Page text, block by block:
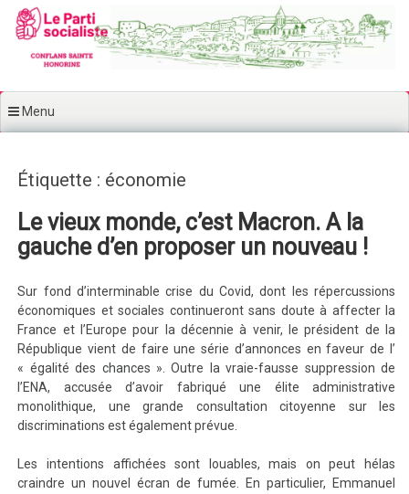
Aller au contenu principal
Menu
Étiquette : économie
Le vieux monde, c’est Macron. A la
gauche d’en proposer un nouveau !
Sur fond d’interminable crise du Covid, dont les répercussions
économiques et sociales continueront sans doute à affecter la
France et l’Europe pour la décennie à venir, le président de la
République vient de faire une série d’annonces en faveur de l’
« égalité des chances ». Outre la vraie-fausse suppression de
l’ENA, accusée d’avoir fabriqué une élite administrative
monolithique, une grande consultation citoyenne sur les
discriminations est également prévue.
Les intentions affichées sont louables, mais on peut hélas
craindre un nouvel écran de fumée. En particulier, Emmanuel